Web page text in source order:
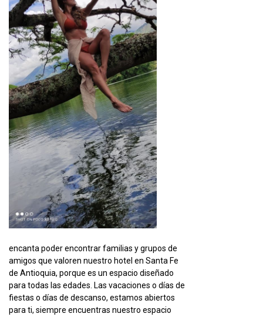
encanta poder encontrar familias y grupos de
amigos que valoren nuestro hotel en Santa Fe
de Antioquia, porque es un espacio diseñado
para todas las edades. Las vacaciones o días de
fiestas o días de descanso, estamos abiertos
para ti, siempre encuentras nuestro espacio